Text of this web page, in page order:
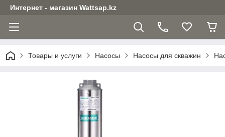
Интернет - магазин Wattsap.kz
Товары и услуги Насосы Насосы для скважин